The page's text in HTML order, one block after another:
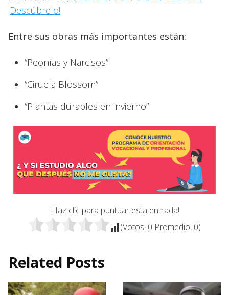
¡Descúbrelo!
Entre sus obras más importantes están:
“Peonías y Narcisos”
“Ciruela Blossom”
“Plantas durables en invierno”
¡Haz clic para puntuar esta entrada!
(Votos: 0 Promedio: 0)
Related Posts